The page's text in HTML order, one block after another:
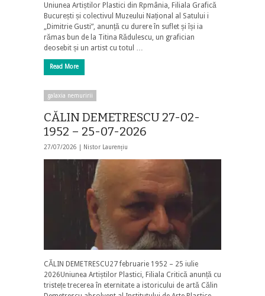
Uniunea Artiștilor Plastici din Rpmânia, Filiala Grafică
București și colectivul Muzeului Național al Satului i
„Dimitrie Gusti”, anunță cu durere în suflet și își ia
rămas bun de la Titina Rădulescu, un grafician
deosebit și un artist cu totul …
Read More
galaxia nemuririi
CĂLIN DEMETRESCU 27-02-
1952 – 25-07-2026
27/07/2026 | Nistor Laurențiu
CĂLIN DEMETRESCU27 februarie 1952 – 25 iulie
2026Uniunea Artiștilor Plastici, Filiala Critică anunță cu
tristețe trecerea în eternitate a istoricului de artă Călin